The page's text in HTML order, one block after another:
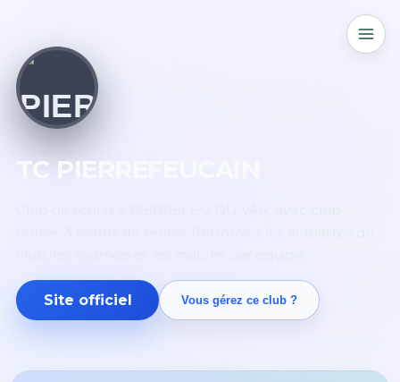
TC PIERREFEUCAIN
Site officiel Vous gérez ce club ?